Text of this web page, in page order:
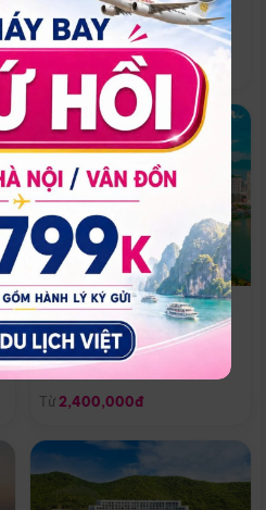
Phú Quốc
Melia Vinpearl Danang
Riverfront
Đà Nẵng
Từ 2,400,000đ